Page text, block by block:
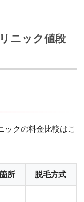
ニック値段
ックの料金比較はこ
所 脱毛方式